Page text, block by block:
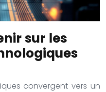
sur les
convergent vers un